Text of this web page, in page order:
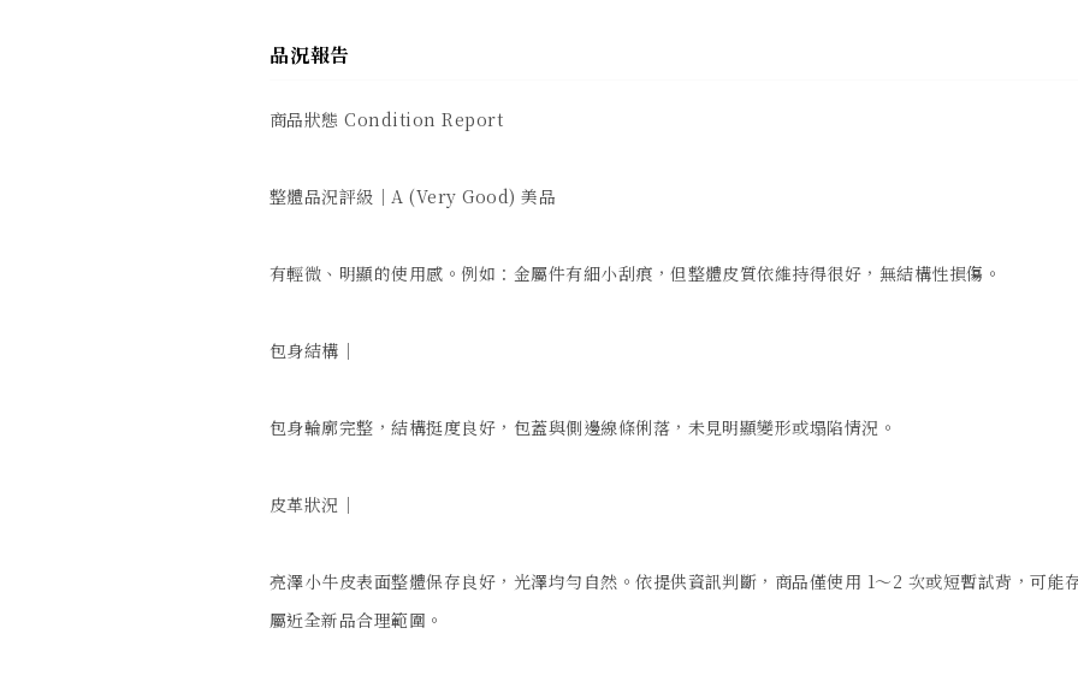
品況報告
商品狀態 Condition Report
整體品況評級｜A (Very Good) 美品
有輕微、明顯的使用感。例如：金屬件有細小刮痕，但整體皮質依維持得很好，無結構性損傷。
包身結構｜
包身輪廓完整，結構挺度良好，包蓋與側邊線條俐落，未見明顯變形或塌陷情況。
皮革狀況｜
亮澤小牛皮表面整體保存良好，光澤均勻自然。依提供資訊判斷，商品僅使用 1～2 次或短暫試背，可能
屬近全新品合理範圍。